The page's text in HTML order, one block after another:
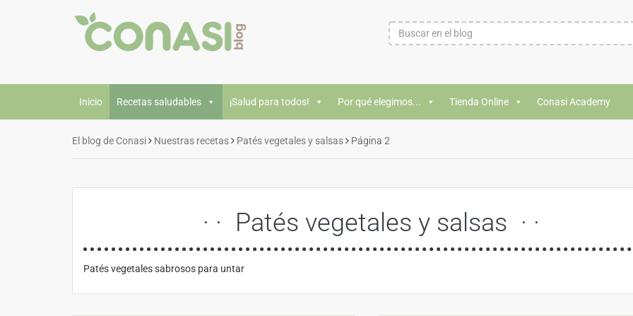
Inicio Recetas saludables ¡Salud para todos! Por qué elegimos... Tienda Online Conasi Academy
El blog de Conasi Nuestras recetas Patés vegetales y salsas Página 2
Patés vegetales y salsas
Patés vegetales sabrosos para untar